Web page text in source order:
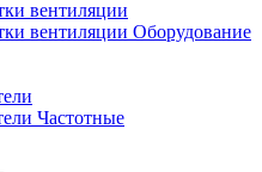
Оборудование
Частотные